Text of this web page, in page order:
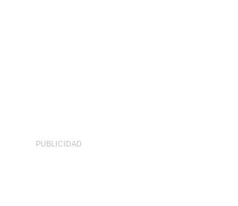
PUBLICIDAD